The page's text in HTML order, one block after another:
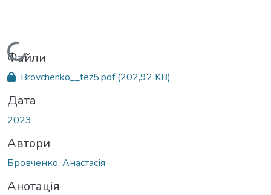
Вантажиться...
Файли
Brovchenko__tez5.pdf(202,92 KB)
Дата
2023
Автори
Бровченко, Анастасія
Анотація